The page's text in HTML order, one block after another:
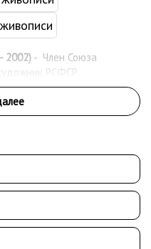
2002) - Член Союза
РСФСР.